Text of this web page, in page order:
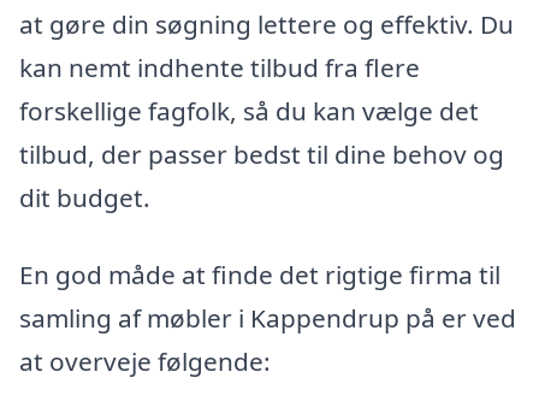
at gøre din søgning lettere og effektiv. Du
kan nemt indhente tilbud fra flere
forskellige fagfolk, så du kan vælge det
tilbud, der passer bedst til dine behov og
dit budget.
En god måde at finde det rigtige firma til
samling af møbler i Kappendrup på er ved
at overveje følgende: